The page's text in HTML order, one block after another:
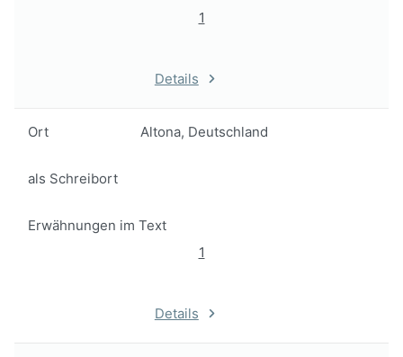
1
Details
Ort Altona, Deutschland
als Schreibort
Erwähnungen im Text
1
Details